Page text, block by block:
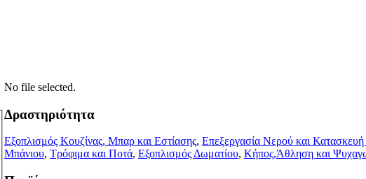
No file selected.
Δραστηριότητα
Εξοπλισμός Κουζίνας, Μπαρ και Εστίασης, Επεξεργασία Νερού και Κατασκευή
Μπάνιου, Τρόφιμα και Ποτά, Εξοπλισμός Δωματίου, Κήπος,Άθληση και